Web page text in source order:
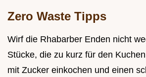
Zero Waste Tipps
Wirf die Rhabarber Enden nicht
Stücke, die zu kurz für den
mit Zucker einkochen und einen